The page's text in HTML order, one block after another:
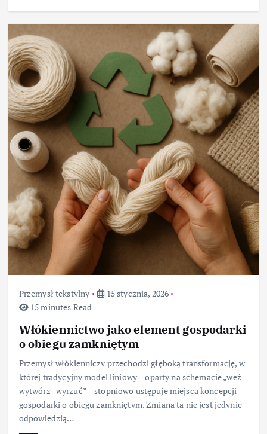
Przemysł tekstylny
15 stycznia, 2026
15 minutes Read
Włókiennictwo jako element gospodarki
o obiegu zamkniętym
Przemysł włókienniczy przechodzi głęboką transformację, w
której tradycyjny model liniowy – oparty na schemacie „weź–
wytwórz–wyrzuć” – stopniowo ustępuje miejsca koncepcji
gospodarki o obiegu zamkniętym. Zmiana ta nie jest jedynie
odpowiedzią…